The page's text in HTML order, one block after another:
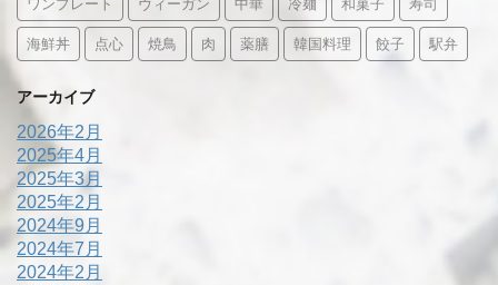
海鮮丼 点心 焼鳥 肉 薬膳 韓国料理 餃子 駅弁
アーカイブ
2026年2月
2025年4月
2025年3月
2025年2月
2024年9月
2024年7月
2024年2月